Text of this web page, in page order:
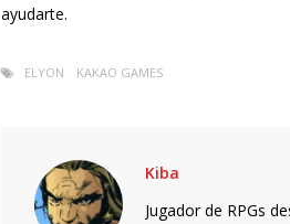
ayudarte.
ELYON KAKAO GAMES
Kiba
Jugador de RPGs